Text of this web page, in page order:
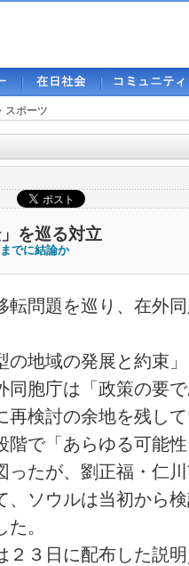
スポーツ
を巡る対立
でに結論か
問題を巡り、在外
の地域の発展と約束
同胞庁は「政策の要
再検討の余地を残し
階で「あらゆる可能
ったが、劉正福・仁
、ソウルは当初から
。
２３日に配布した説